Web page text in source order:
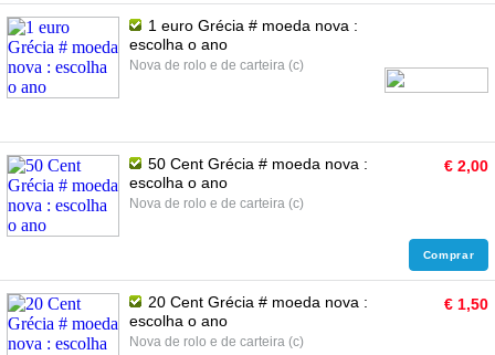
1 euro Grécia # moeda nova :
escolha o ano
Nova de rolo e de carteira (c)
50 Cent Grécia # moeda nova :
escolha o ano
Nova de rolo e de carteira (c)
€ 2,00
Comprar
20 Cent Grécia # moeda nova :
escolha o ano
Nova de rolo e de carteira (c)
€ 1,50